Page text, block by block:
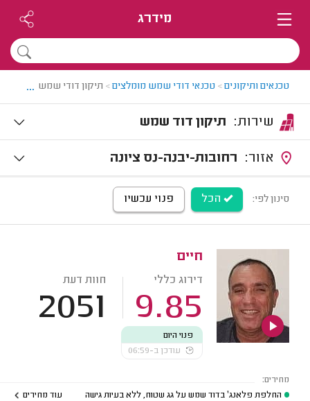
מידרג
טכנאים ותיקונים> טכנאי דודי שמש מומלצים> תיקון דודי שמש בשפלה
...
תיקון דוד שמש
רחובות-יבנה-נס ציונה
סינון לפי: הכל פנוי עכשיו
חיים
דירוג כללי
9.85
חוות דעת
2051
פנוי היום
עודכן ב-06:59
מחירים:
החלפת פלאנג' בדוד שמש על גג שטוח, ללא בעיות גישה
עוד מחירים